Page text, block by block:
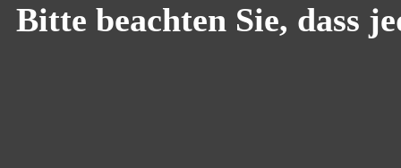
Bitte beachten Sie, dass